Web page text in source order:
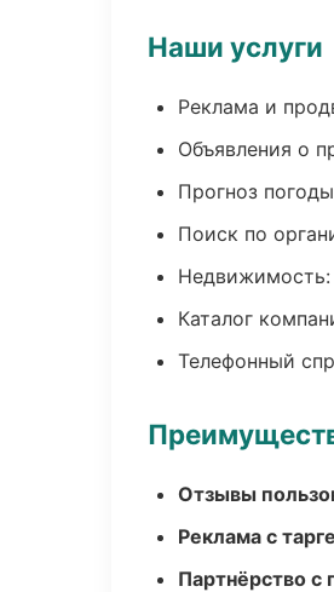
Наши услуги
Реклама и
Объявления о
Прогноз
Поиск по
Каталог
Телефонный
Отзывы
Реклама с
Партнёрство с